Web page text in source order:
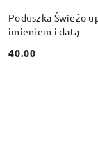
Poduszka Świeżo
imieniem i datą
Cena:
40.00